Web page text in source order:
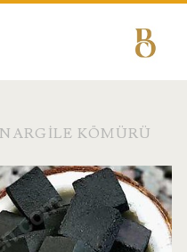
NARGILE KÖMÜRÜ